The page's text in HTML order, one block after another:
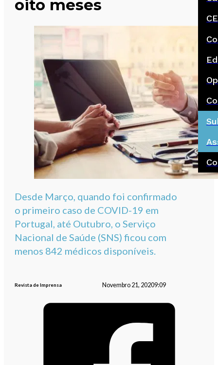
oito meses
Desde Março, quando foi confirmado
o primeiro caso de COVID-19 em
Portugal, até Outubro, o Serviço
Nacional de Saúde (SNS) ficou com
menos 842 médicos disponíveis.
Revista de Imprensa Novembro 21, 20209:09